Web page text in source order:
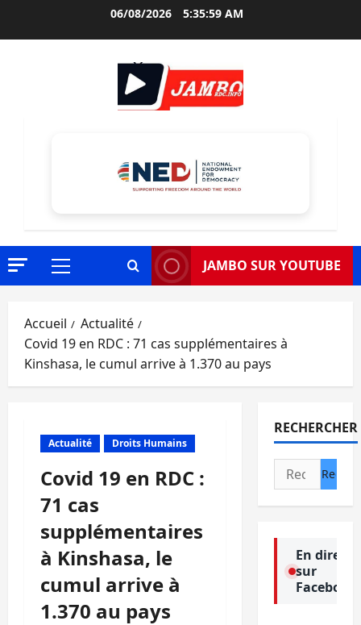
06/08/2026 5:36:00 AM
Menu
JAMBO SUR YOUTUBE
Accueil
Actualité
Covid 19 en RDC : 71 cas supplémentaires à
Kinshasa, le cumul arrive à 1.370 au pays
Actualité Droits Humains
Covid 19 en RDC :
71 cas
supplémentaires
à Kinshasa, le
cumul arrive à
1.370 au pays
RECHERCHER
Rechercher :
En direct
sur
Facebook